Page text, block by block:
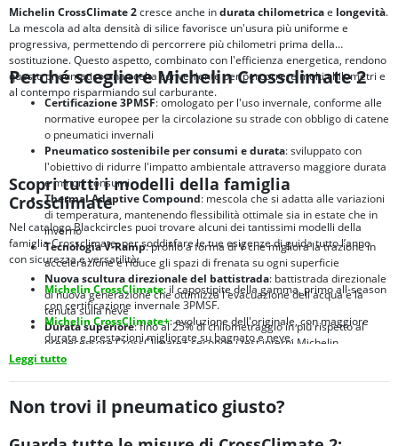
Michelin CrossClimate 2cresce anche indurata chilometricae longevità.
La mescola ad alta densità di silice favorisce un'usura più uniforme e
progressiva, permettendo di percorrere più chilometri prima della
sostituzione. Questo aspetto, combinato con l'efficienza energetica, rendono
questo pneumatico una scelta conveniente per percorrere molti chilometri e
al contempo risparmiando sul carburante.
Perché scegliere Michelin Crossclimate 2
Certificazione 3PMSF: omologato per l'uso invernale, conforme alle
normative europee per la circolazione su strade con obbligo di catene
o pneumatici invernali
Pneumatico sostenibile per consumi e durata: sviluppato con
l'obiettivo di ridurre l'impatto ambientale attraverso maggiore durata
e minori consumi
Thermal Adaptive Compound: mescola che si adatta alle variazioni
di temperatura, mantenendo flessibilità ottimale sia in estate che in
inverno
Tecnologia V-Ramp: profilo a forma di V che migliora la trazione in
accelerazione e riduce gli spazi di frenata su ogni superficie
Nuova scultura direzionale del battistrada: battistrada direzionale
di nuova generazione che ottimizza l'evacuazione dell'acqua e la
tenuta sulla neve
Durata superiore: fino al 25% di chilometraggio in più rispetto al
predecessore CrossClimate+ secondo i test interni Michelin
Brand leader mondiale
Scopri tutti i modelli della famiglia
Crossclimate
Nel catalogo Blackcircles puoi trovare alcuni dei tantissimi modelli della
famiglia Crossclimate, per soddisfare le tue esigenze di guida tutto l’anno
con sicurezza e versatilità:
Michelin CrossClimate: il capostipite della gamma, primo all-season
con certificazione invernale 3PMSF.
Michelin CrossClimate+: evoluzione dell'originale, con maggiore
durata e prestazioni migliorate su bagnato e neve.
Michelin CrossClimate 2 SUV
con struttura rinforzata per carichi maggiori e spalle ottimizzate
Michelin CrossClimate 3:nuova generazione 2024 con prestazioni
migliorate su bagnato e maggiore efficienza energetica
Michelin CrossClimate Camping: sviluppato per camper e van, con
Leggi tutto
Non trovi il pneumatico giusto?